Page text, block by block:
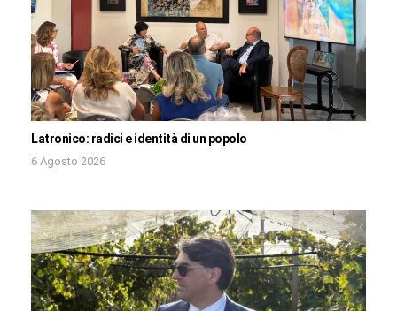
Latronico: radici e identità di un popolo
6 Agosto 2026